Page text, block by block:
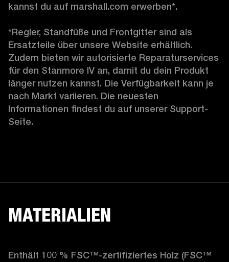
kannst du auf marshall.com erwerben*.
*Regler, Standfüße und Frontgitter sind als
Ersatzteile über unsere Website erhältlich.
Zudem bieten wir autorisierte Reparaturservices
für den Stanmore IV an, damit du dein Produkt
länger nutzen kannst. Die Verfügbarkeit kann je
nach Markt variieren. Die neuesten
Informationen findest du auf unserer Support-
Seite.
MATERIALIEN
Enthält 100 % FSC™-zertifiziertes Holz (FSC™